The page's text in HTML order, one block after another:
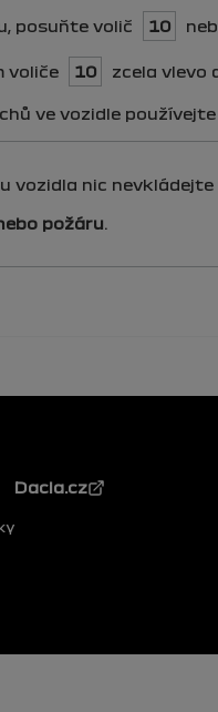
posuňte volič 10
voliče 10 zcela vlevo
ve vozidle
vozidla nic nevkládejte
požáru
Dacia.cz